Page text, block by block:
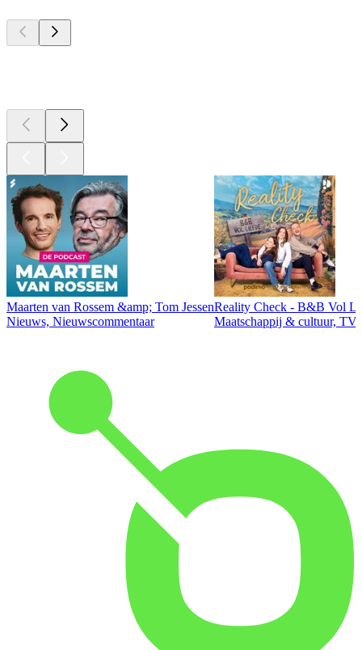
Maarten van Rossem &amp; Tom Jessen
Nieuws, Nieuwscommentaar
Reality Check - B&B Vol
Maatschappij & cultuur,